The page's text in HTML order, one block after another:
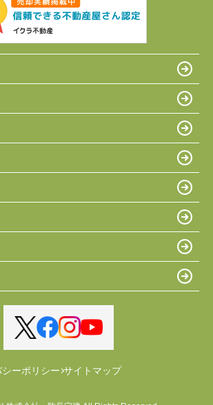
ーポリシー サイトマップ